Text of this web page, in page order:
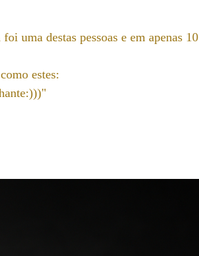
uma destas pessoas e em apenas 10
estes: